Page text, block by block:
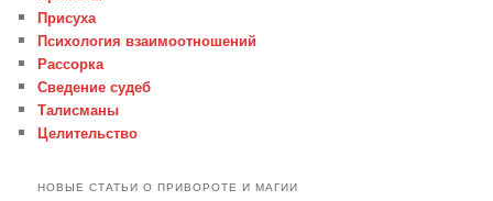
Присуха
Психология взаимоотношений
Рассорка
Сведение судеб
Талисманы
Целительство
НОВЫЕ СТАТЬИ О ПРИВОРОТЕ И МАГИИ